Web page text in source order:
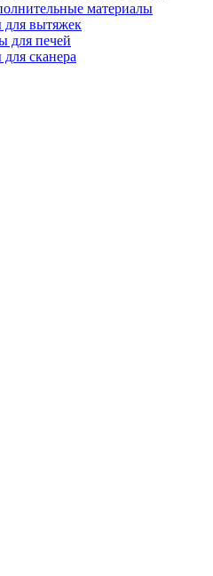
материалы
для вытяжек
для печей
сканера